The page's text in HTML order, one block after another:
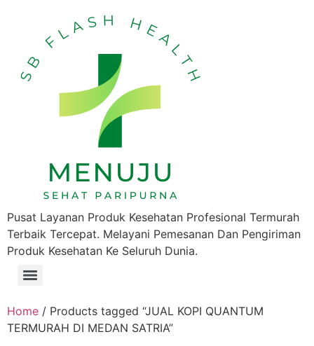
Pusat Layanan Produk Kesehatan Profesional Termurah
Terbaik Tercepat. Melayani Pemesanan Dan Pengiriman
Produk Kesehatan Ke Seluruh Dunia.
Home / Products tagged “JUAL KOPI QUANTUM
TERMURAH DI MEDAN SATRIA”